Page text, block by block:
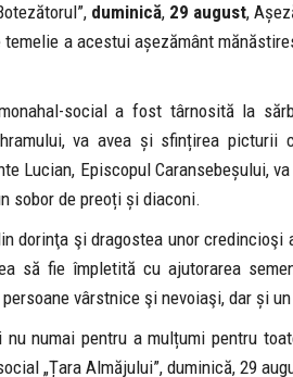
duminică, 29 august,
a acestui așezământ
social a fost târnosită la
va avea și sfințirea picturii
Lucian, Episcopul Caransebeșului,
sobor de preoți și diaconi.
dorinţa şi dragostea unor credincioşi
să fie împletită cu ajutorarea
vârstnice şi nevoiaşi, dar și
numai pentru a mulțumi pentru
„Țara Almăjului”, duminică, 29